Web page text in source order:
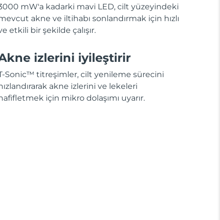
mW'a kadarki mavi LED, cilt yüzeyindeki
akne ve iltihabı sonlandırmak için hızlı
etkili bir şekilde çalışır.
izlerini iyileştirir
Sonic™ titreşimler, cilt yenileme sürecini
akne izlerini ve lekeleri
için mikro dolaşımı uyarır.